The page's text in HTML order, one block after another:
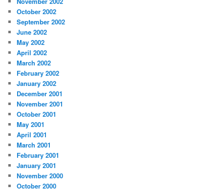
October 2002
September 2002
June 2002
May 2002
April 2002
March 2002
February 2002
January 2002
December 2001
November 2001
October 2001
May 2001
April 2001
March 2001
February 2001
January 2001
November 2000
October 2000